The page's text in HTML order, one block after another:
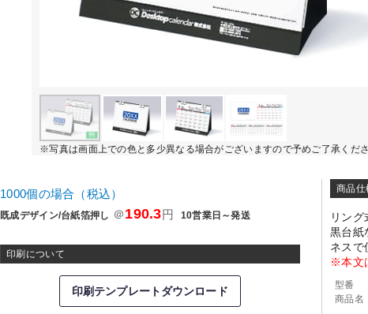
※写真は画面上での色と多少異なる場合がございますので予めご了承くだ
1000個の場合（税込）
既成デザイン/台紙箔押し ＠190.3円 10営業日～発送
印刷について
印刷テンプレートダウンロード
商品仕
リン
黒台紙
ネスで
※本文
型番
商品名